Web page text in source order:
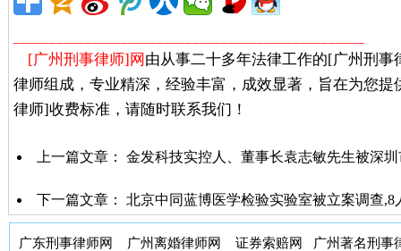
[广州刑事律师]网 由从事二十多年法律工作的[广州刑
律师组成，专业精深，经验丰富，成效显著，旨在为您
律师]收费标准，请随时联系我们！
上一篇文章： 金发科技实控人、董事长袁志敏先生被深
下一篇文章： 北京中同蓝博医学检验实验室被立案调查,8
广东刑事律师网 广州离婚律师网 证券索赔网 广州著名刑事